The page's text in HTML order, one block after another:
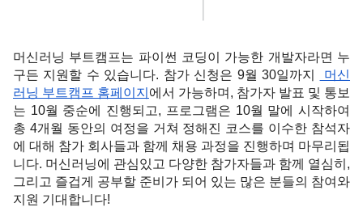
머신러닝 부트캠프는 파이썬 코딩이 가능한 개발자라면 누
구든 지원할 수 있습니다. 참가 신청은 9월 30일까지
머신
러닝 부트캠프 홈페이지 에서 가능하며, 참가자 발표 및 통보
는 10월 중순에 진행되고, 프로그램은 10월 말에 시작하여
총 4개월 동안의 여정을 거쳐 정해진 코스를 이수한 참석자
에 대해 참가 회사들과 함께 채용 과정을 진행하며 마무리됩
니다. 머신러닝에 관심있고 다양한 참가자들과 함께 열심히,
그리고 즐겁게 공부할 준비가 되어 있는 많은 분들의 참여와
지원 기대합니다!